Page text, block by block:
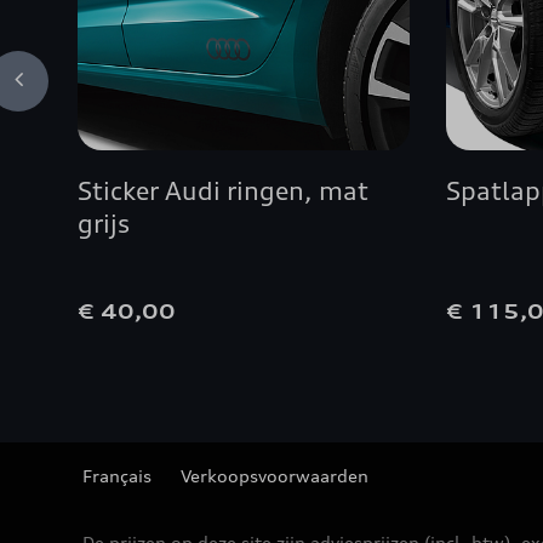
Sticker Audi ringen, mat
grijs
€ 40,00 €
Français Verkoopsvoorwaarden